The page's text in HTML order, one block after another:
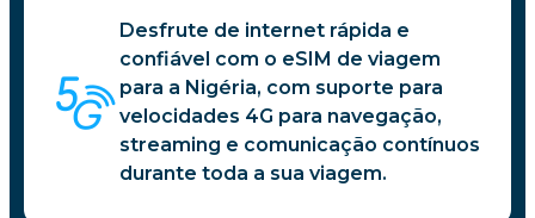
Desfrute de internet rápida e
confiável com o eSIM de viagem
para a Nigéria, com suporte para
velocidades 4G para navegação,
streaming e comunicação contínuos
durante toda a sua viagem.